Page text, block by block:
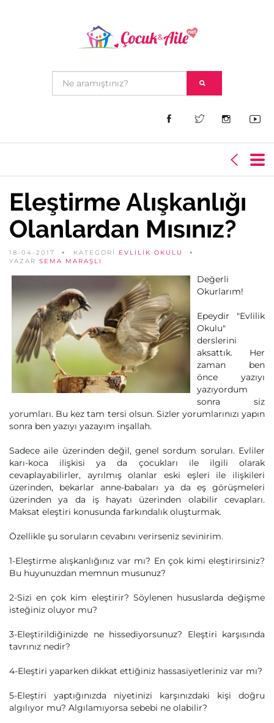
Eleştirme Alışkanlığı
Olanlardan Mısınız?
18-04-2017 KATEGORİ EVLILIK OKULU
YAZAR SEMA MARAŞLI
Değerli
Okurlarım!
Epeydir "Evlilik
Okulu"
derslerini
aksattık. Her
zaman ben
önce yazıyı
yazıyordum
sonra siz
yorumları. Bu kez tam tersi olsun. Sizler yorumlarınızı yapın
sonra ben yazıyı yazayım inşallah.
Sadece aile üzerinden değil, genel sordum soruları. Evliler
karı-koca ilişkisi ya da çocukları ile ilgili olarak
cevaplayabilirler, ayrılmış olanlar eski eşleri ile ilişkileri
üzerinden, bekarlar anne-babaları ya da eş görüşmeleri
üzerinden ya da iş hayatı üzerinden olabilir cevapları.
Maksat eleştiri konusunda farkındalık oluşturmak.
Özellikle şu soruların cevabını verirseniz sevinirim.
1-Eleştirme alışkanlığınız var mı? En çok kimi eleştirirsiniz?
Bu huyunuzdan memnun musunuz?
2-Sizi en çok kim eleştirir? Söylenen hususlarda değişme
isteğiniz oluyor mu?
3-Eleştirildiğinizde ne hissediyorsunuz? Eleştiri karşısında
tavrınız nedir?
4-Eleştiri yaparken dikkat ettiğiniz hassasiyetleriniz var mı?
5-Eleştiri yaptığınızda niyetinizi karşınızdaki kişi doğru
algılıyor mu? Algılamıyorsa sebebi ne olabilir?